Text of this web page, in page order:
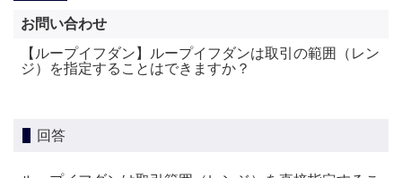
お問い合わせ
【ループイフダン】ループイフダンは取引の範囲（レン
ジ）を指定することはできますか？
回答